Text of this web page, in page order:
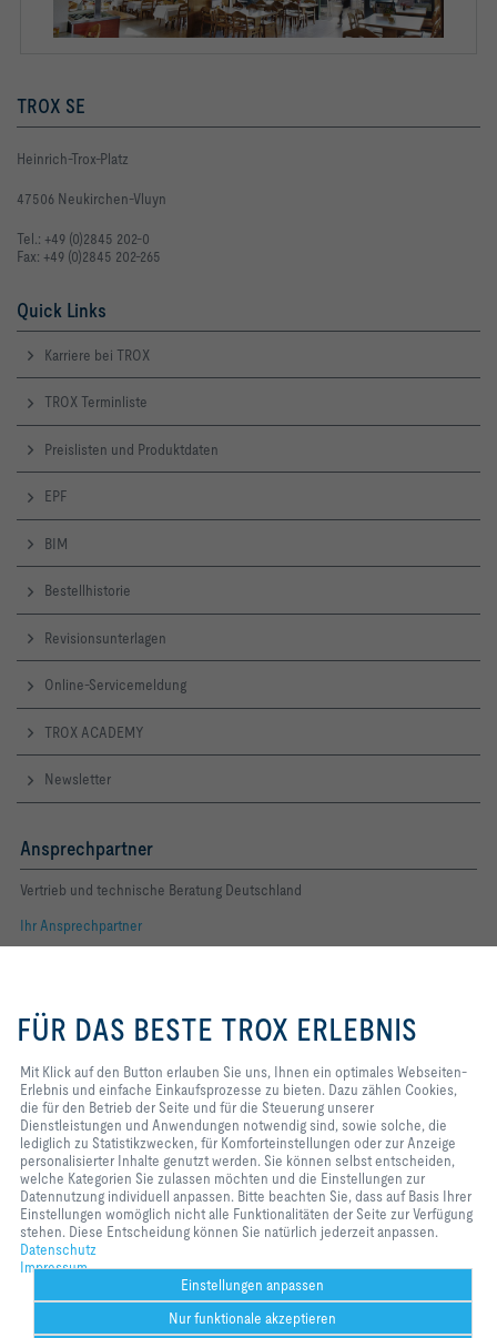
TROX SE
Heinrich-Trox-Platz
47506 Neukirchen-Vluyn
Tel.: +49 (0)2845 202-0
Fax: +49 (0)2845 202-265
Quick Links
Karriere bei TROX
TROX Terminliste
Preislisten und Produktdaten
EPF
BIM
Bestellhistorie
Revisionsunterlagen
Online-Servicemeldung
TROX ACADEMY
Newsletter
Ansprechpartner
Vertrieb und technische Beratung Deutschland
Ihr Ansprechpartner
YOUTUBE
FACEBOOK
LINKEDIN
INSTAGRAM
Home Kontakt Impressum
Einkaufsbedingungen
Code of Conduct
Datenschutz
Sie uns, Ihnen ein optimales
Webseiten-Erlebnis und einfache
zählen Cookies, die für den
Betrieb der Seite und für die
Steuerung unserer
Dienstleistungen und
Anwendungen notwendig sind,
sowie solche, die lediglich zu
Statistikzwecken, für
Komforteinstellungen oder zur
Anzeige personalisierter Inhalte
genutzt werden. Sie können selbst
Sie zulassen möchten und die
Einstellungen zur Datennutzung
individuell anpassen. Bitte
beachten Sie, dass auf Basis Ihrer
FÜR DAS BESTE TROX ERLEBNIS
Mit Klick auf den Button erlauben Sie uns, Ihnen ein optimales Webseiten-
Erlebnis und einfache Einkaufsprozesse zu bieten. Dazu zählen Cookies,
die für den Betrieb der Seite und für die Steuerung unserer
Dienstleistungen und Anwendungen notwendig sind, sowie solche, die
lediglich zu Statistikzwecken, für Komforteinstellungen oder zur Anzeige
personalisierter Inhalte genutzt werden. Sie können selbst entscheiden,
welche Kategorien Sie zulassen möchten und die Einstellungen zur
Datennutzung individuell anpassen. Bitte beachten Sie, dass auf Basis Ihrer
Einstellungen womöglich nicht alle Funktionalitäten der Seite zur Verfügung
stehen. Diese Entscheidung können Sie natürlich jederzeit anpassen.
Datenschutz
Impressum
Einstellungen anpassen
Nur funktionale akzeptieren